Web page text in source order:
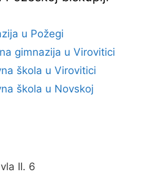
u Požegi
gimnazija u Virovitici
škola u Virovitici
škola u Novskoj
II. 6